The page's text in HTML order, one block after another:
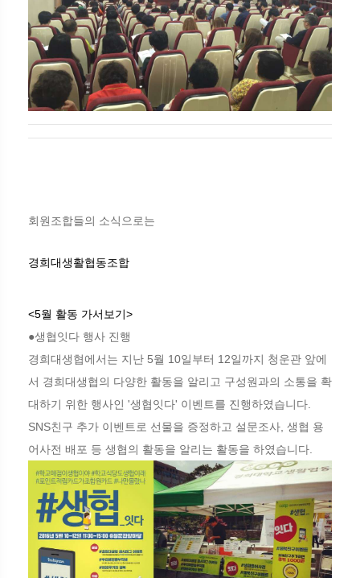
회원조합들의 소식으로는
경희대생활협동조합
<5월 활동 가서보기>
●생협잇다 행사 진행
경희대생협에서는 지난 5월 10일부터 12일까지 청운관 앞에
서 경희대생협의 다양한 활동을 알리고 구성원과의 소통을 확
대하기 위한 행사인 '생협잇다' 이벤트를 진행하였습니다.
SNS친구 추가 이벤트로 선물을 증정하고 설문조사, 생협 용
어사전 배포 등 생협의 활동을 알리는 활동을 하였습니다.